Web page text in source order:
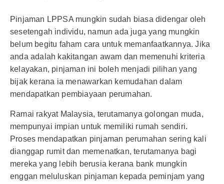
Pinjaman LPPSA mungkin sudah biasa didengar oleh
sesetengah individu, namun ada juga yang mungkin
belum begitu faham cara untuk memanfaatkannya. Jika
anda adalah kakitangan awam dan memenuhi kriteria
kelayakan, pinjaman ini boleh menjadi pilihan yang
bijak kerana ia menawarkan kemudahan dalam
mendapatkan pembiayaan perumahan.
Ramai rakyat Malaysia, terutamanya golongan muda,
mempunyai impian untuk memiliki rumah sendiri.
Proses mendapatkan pinjaman perumahan sering kali
dianggap rumit dan memenatkan, terutamanya bagi
mereka yang lebih berusia kerana bank mungkin
enggan meluluskan pinjaman kepada peminjam yang